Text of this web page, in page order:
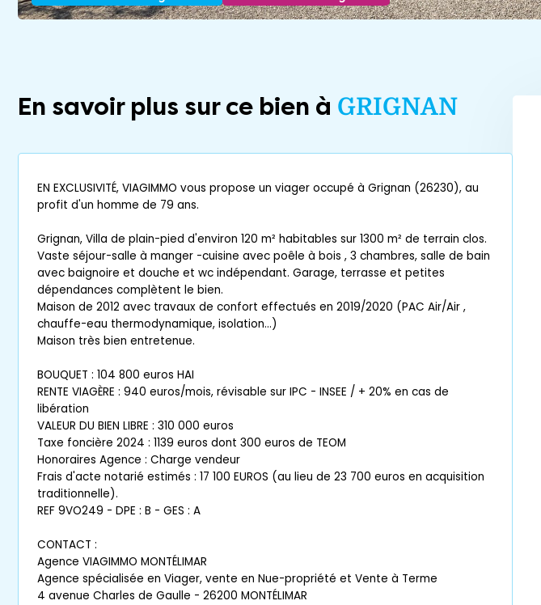
En savoir plus sur ce bien à GRIGNAN
EN EXCLUSIVITÉ, VIAGIMMO vous propose un viager occupé à Grignan (26230), au
profit d'un homme de 79 ans.
Grignan, Villa de plain-pied d'environ 120 m² habitables sur 1300 m² de terrain clos.
Vaste séjour-salle à manger -cuisine avec poêle à bois , 3 chambres, salle de bain
avec baignoire et douche et wc indépendant. Garage, terrasse et petites
dépendances complètent le bien.
Maison de 2012 avec travaux de confort effectués en 2019/2020 (PAC Air/Air ,
chauffe-eau thermodynamique, isolation...)
Maison très bien entretenue.
BOUQUET : 104 800 euros HAI
RENTE VIAGÈRE : 940 euros/mois, révisable sur IPC - INSEE / + 20% en cas de
libération
VALEUR DU BIEN LIBRE : 310 000 euros
Taxe foncière 2024 : 1139 euros dont 300 euros de TEOM
Honoraires Agence : Charge vendeur
Frais d'acte notarié estimés : 17 100 EUROS (au lieu de 23 700 euros en acquisition
traditionnelle).
REF 9VO249 - DPE : B - GES : A
CONTACT :
Agence VIAGIMMO MONTÉLIMAR
Agence spécialisée en Viager, vente en Nue-propriété et Vente à Terme
4 avenue Charles de Gaulle - 26200 MONTÉLIMAR